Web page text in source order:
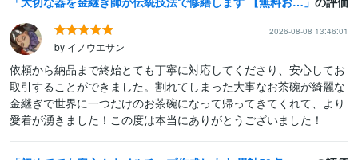
2026-08-08 13:46:01
by イノウエサン
依頼から納品まで終始とても丁寧に対応してくださり、安心してお
取引することができました。割れてしまった大事なお茶碗が綺麗な
金継ぎで世界に一つだけのお茶碗になって帰ってきてくれて、より
愛着が湧きました！この度は本当にありがとうございました！